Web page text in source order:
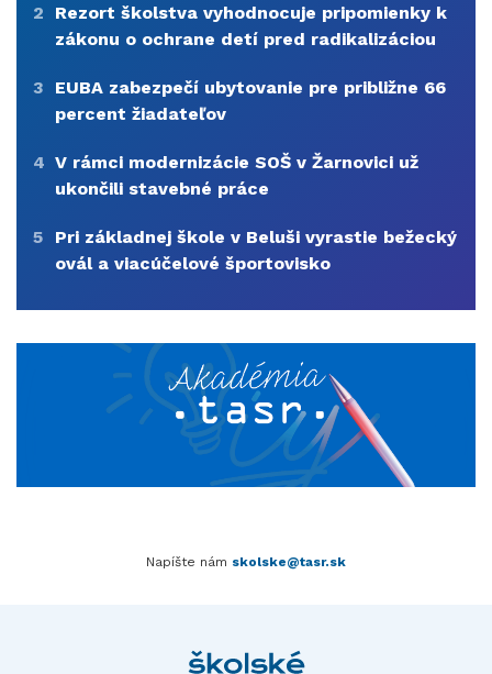
2
Rezort školstva vyhodnocuje pripomienky k
zákonu o ochrane detí pred radikalizáciou
3
EUBA zabezpečí ubytovanie pre približne 66
percent žiadateľov
4 V rámci modernizácie SOŠ v Žarnovici už
ukončili stavebné práce
5
Pri základnej škole v Beluši vyrastie bežecký
ovál a viacúčelové športovisko
Napíšte nám skolske@tasr.sk